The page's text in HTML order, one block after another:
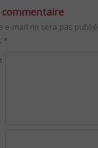
commentaire
e-mail ne sera pas
*